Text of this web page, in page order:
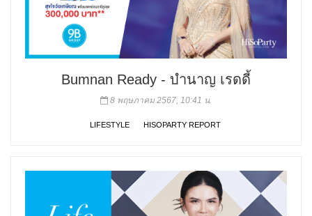
Bumnan Ready - บำนาญ เรดดี้
8 พฤษภาคม 2567, 10:41 น.
LIFESTYLE HISOPARTY REPORT